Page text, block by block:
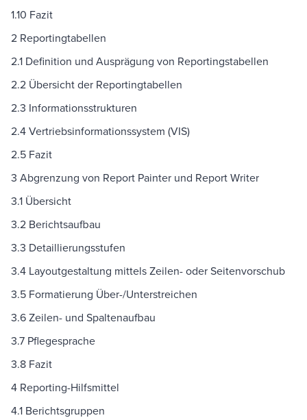
1.10 Fazit
2 Reportingtabellen
2.1 Definition und Ausprägung von Reportingstabellen
2.2 Übersicht der Reportingtabellen
2.3 Informationsstrukturen
2.4 Vertriebsinformationssystem (VIS)
2.5 Fazit
3 Abgrenzung von Report Painter und Report Writer
3.1 Übersicht
3.2 Berichtsaufbau
3.3 Detaillierungsstufen
3.4 Layoutgestaltung mittels Zeilen- oder Seitenvorschub
3.5 Formatierung Über-/Unterstreichen
3.6 Zeilen- und Spaltenaufbau
3.7 Pflegesprache
3.8 Fazit
4 Reporting-Hilfsmittel
4.1 Berichtsgruppen